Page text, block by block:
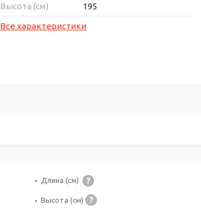
Высота (см)
195
Все характеристики
Длина (см)
Высота (см)